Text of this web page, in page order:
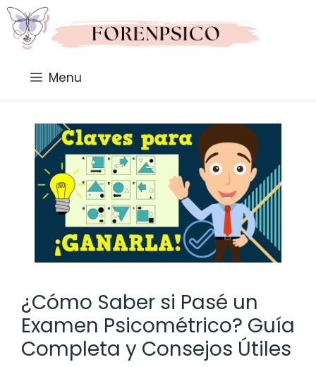
Saltar
al
contenido
Menu
¿Cómo Saber si Pasé un
Examen Psicométrico? Guía
Completa y Consejos Útiles